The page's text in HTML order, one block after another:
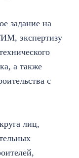
задание на
экспертизу
а также
с
лиц,